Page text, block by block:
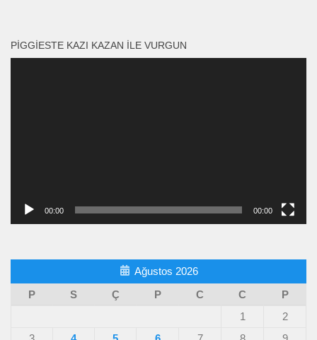
PIGGIESTE KAZI KAZAN ILE VURGUN
00:00 00:00
Ağustos 2026
P
S Ç P C C
P
1
2